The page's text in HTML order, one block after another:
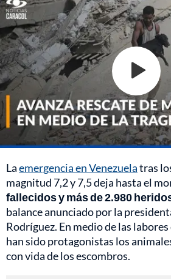
Laemergencia en Venezuelatras
magnitud 7,2 y 7,5 deja hasta el
fallecidos y más de 2.980
balance anunciado por la
Rodríguez. En medio de las
han sido protagonistas los
con vida de los escombros.